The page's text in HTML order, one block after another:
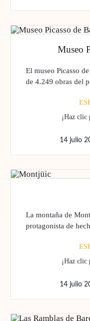
Museo
El museo Picasso
de 4.249 obras del
¡Haz clic
14 julio
La montaña de
protagonista de
¡Haz clic
14 julio